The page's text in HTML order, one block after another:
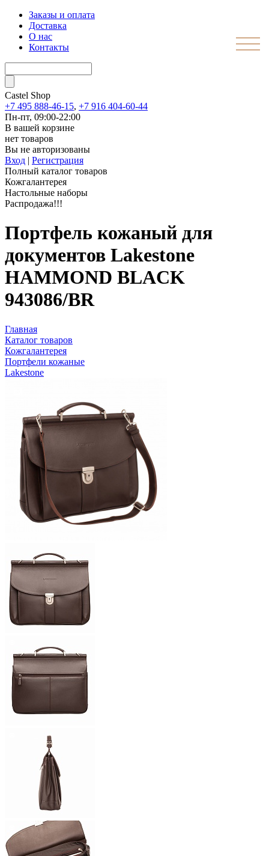
Заказы и оплата
Доставка
О нас
Контакты
Castel Shop
+7 495 888-46-15, +7 916 404-60-44
Пн-пт, 09:00-22:00
В вашей корзине
нет товаров
Вы не авторизованы
Вход | Регистрация
Полный каталог товаров
Кожгалантерея
Настольные наборы
Распродажа!!!
Портфель кожаный для
документов Lakestone
HAMMOND BLACK
943086/BR
Главная
Каталог товаров
Кожгалантерея
Портфели кожаные
Lakestone